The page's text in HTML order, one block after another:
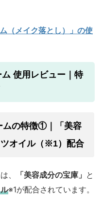
（メイク落とし）」の使
使用レビュー｜特
ムの特徴①｜「美容
オイル（※1）配合
、 「美容成分の宝庫」 と
※1が配合されています。